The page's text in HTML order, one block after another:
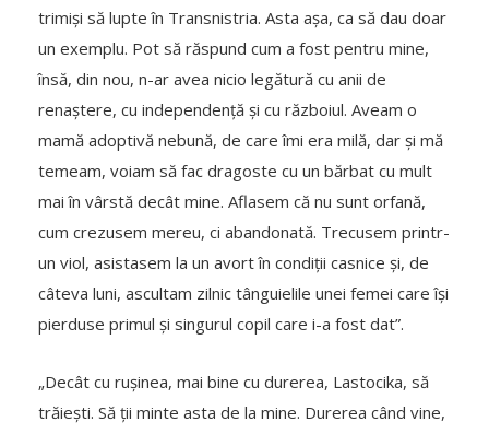
trimiși să lupte în Transnistria. Asta așa, ca să dau doar
un exemplu. Pot să răspund cum a fost pentru mine,
însă, din nou, n-ar avea nicio legătură cu anii de
renaștere, cu independență și cu războiul. Aveam o
mamă adoptivă nebună, de care îmi era milă, dar și mă
temeam, voiam să fac dragoste cu un bărbat cu mult
mai în vârstă decât mine. Aflasem că nu sunt orfană,
cum crezusem mereu, ci abandonată. Trecusem printr-
un viol, asistasem la un avort în condiții casnice și, de
câteva luni, ascultam zilnic tânguielile unei femei care își
pierduse primul și singurul copil care i-a fost dat”.
„Decât cu rușinea, mai bine cu durerea, Lastocika, să
trăiești. Să ții minte asta de la mine. Durerea când vine,